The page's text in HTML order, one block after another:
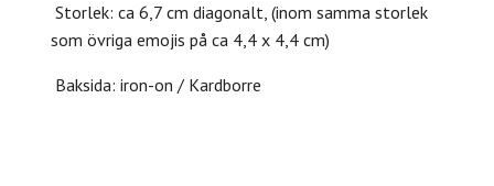
Storlek: ca 6,7 cm diagonalt, (inom samma storlek
som övriga emojis på ca 4,4 x 4,4 cm)
Baksida: iron-on / Kardborre